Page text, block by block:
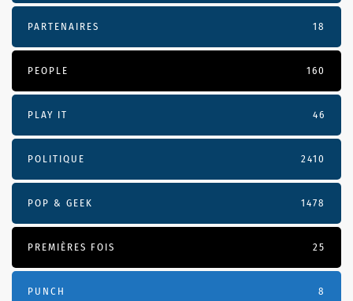
PARTENAIRES 18
PEOPLE 160
PLAY IT 46
POLITIQUE 2410
POP & GEEK 1478
PREMIÈRES FOIS 25
PUNCH 8